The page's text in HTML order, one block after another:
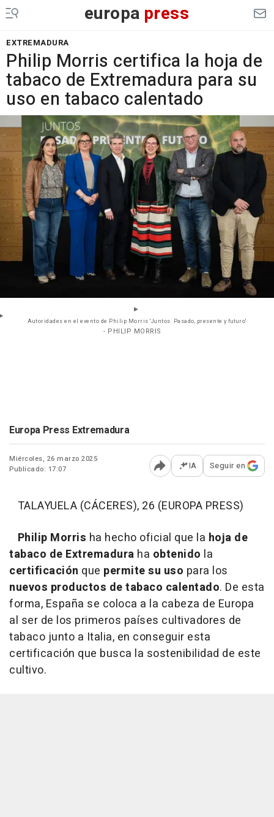
europa press
EXTREMADURA
Philip Morris certifica la hoja de
tabaco de Extremadura para su
uso en tabaco calentado
Autoridades en el evento de Philip Morris 'Juntos. Pasado, presente y futuro'
- PHILIP MORRIS
Europa Press Extremadura
Miércoles, 26 marzo 2025
Publicado: 17:07
Abrir opciones para
IA Seguir en
TALAYUELA (CÁCERES), 26 (EUROPA PRESS)
Philip Morris ha hecho oficial que la hoja de
tabaco de Extremadura ha obtenido la
certificación que permite su uso para los
nuevos productos de tabaco calentado. De esta
forma, España se coloca a la cabeza de Europa
al ser de los primeros países cultivadores de
tabaco junto a Italia, en conseguir esta
certificación que busca la sostenibilidad de este
cultivo.